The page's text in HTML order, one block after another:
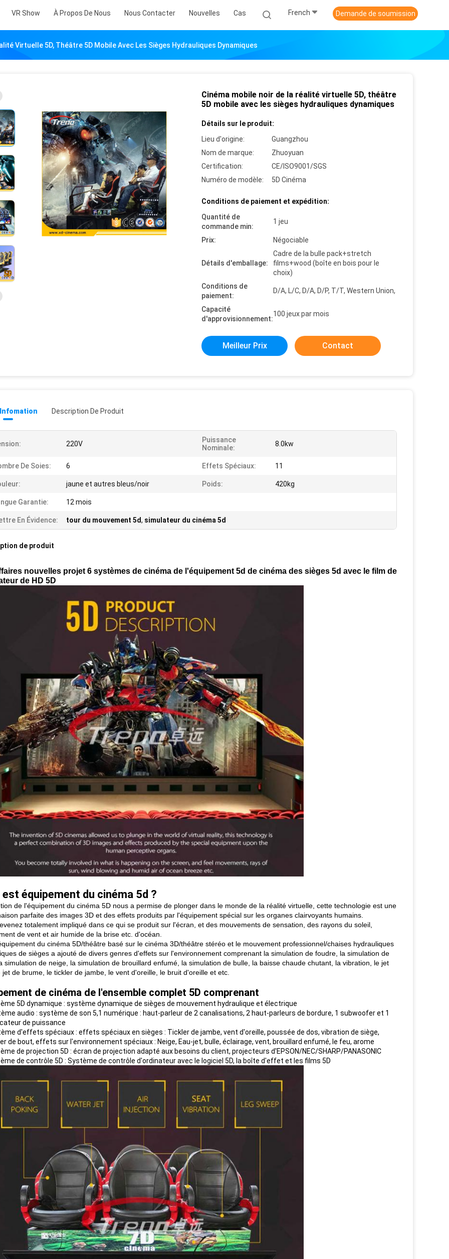
VR Show À Propos De Nous Nous Contacter Nouvelles Cas French Demande de soumission
Virtuelle 5D, Théâtre 5D Mobile Avec Les Sièges Hydrauliques Dynamiques
Cinéma mobile noir de la réalité virtuelle 5D, théâtre
5D mobile avec les sièges hydrauliques dynamiques
Détails sur le produit:
Lieu d'origine:
Guangzhou
Nom de marque:
Zhuoyuan
Certification:
CE/ISO9001/SGS
Numéro de modèle:
5D Cinéma
Conditions de paiement et expédition:
Quantité de
commande min:
1 jeu
Prix: Négociable
Détails d'emballage:
Cadre de la bulle pack+stretch
films+wood (boîte en bois pour le
choix)
Conditions de
paiement:
D/A, L/C, D/A, D/P, T/T, Western Union,
Capacité
d'approvisionnement:
100 jeux par mois
Meilleur Prix Contact
Description De Produit
220V
Puissance
Nominale:
8.0kw
De Soies: 6 Effets Spéciaux: 11
jaune et autres bleus/noir Poids: 420kg
Garantie: 12 mois
En Évidence: tour du mouvement 5d, simulateur du cinéma 5d
de produit
nouvelles projet 6 systèmes de cinéma de l'équipement 5d de cinéma des sièges 5d avec le film de
de HD 5D
est équipement du cinéma 5d ?
de l'équipement du cinéma 5D nous a permise de plonger dans le monde de la réalité virtuelle, cette technologie est une
parfaite des images 3D et des effets produits par l'équipement spécial sur les organes clairvoyants humains.
totalement impliqué dans ce qui se produit sur l'écran, et des mouvements de sensation, des rayons du soleil,
de vent et air humide de la brise etc. d'océan.
du cinéma 5D/théâtre basé sur le cinéma 3D/théâtre stéréo et le mouvement professionnel/chaises hydrauliques
de sièges a ajouté de divers genres d'effets sur l'environnement comprenant la simulation de foudre, la simulation de
simulation de neige, la simulation de brouillard enfumé, la simulation de bulle, la baisse chaude chutant, la vibration, le jet
jet de brume, le tickler de jambe, le vent d'oreille, le bruit d'oreille et etc.
de cinéma de l'ensemble complet 5D comprenant
5D dynamique : système dynamique de sièges de mouvement hydraulique et électrique
audio : système de son 5,1 numérique : haut-parleur de 2 canalisations, 2 haut-parleurs de bordure, 1 subwoofer et 1
de puissance
d'effets spéciaux : effets spéciaux en sièges : Tickler de jambe, vent d'oreille, poussée de dos, vibration de siège,
de bout, effets sur l'environnement spéciaux : Neige, Eau-jet, bulle, éclairage, vent, brouillard enfumé, le feu, arome
de projection 5D : écran de projection adapté aux besoins du client, projecteurs d'EPSON/NEC/SHARP/PANASONIC
de contrôle 5D : Système de contrôle d'ordinateur avec le logiciel 5D, la boîte d'effet et les films 5D